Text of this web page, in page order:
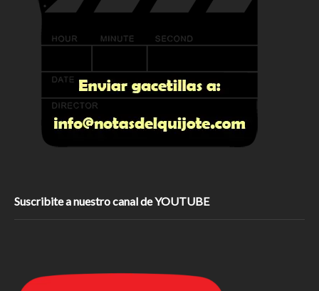
Suscribite a nuestro canal de YOUTUBE